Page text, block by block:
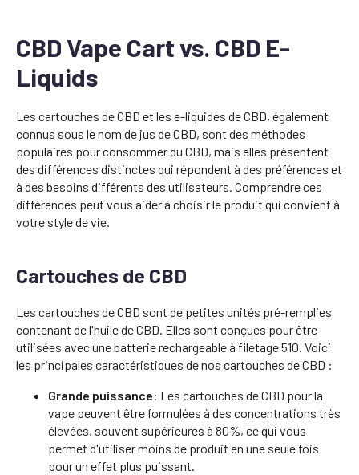
CBD Vape Cart vs. CBD E-
Liquids
Les cartouches de CBD et les e-liquides de CBD, également
connus sous le nom de jus de CBD, sont des méthodes
populaires pour consommer du CBD, mais elles présentent
des différences distinctes qui répondent à des préférences et
à des besoins différents des utilisateurs. Comprendre ces
différences peut vous aider à choisir le produit qui convient à
votre style de vie.
Cartouches de CBD
Les cartouches de CBD sont de petites unités pré-remplies
contenant de l'huile de CBD. Elles sont conçues pour être
utilisées avec une batterie rechargeable à filetage 510. Voici
les principales caractéristiques de nos cartouches de CBD :
Grande puissance: Les cartouches de CBD pour la
vape peuvent être formulées à des concentrations très
élevées, souvent supérieures à 80%, ce qui vous
permet d'utiliser moins de produit en une seule fois
pour un effet plus puissant.